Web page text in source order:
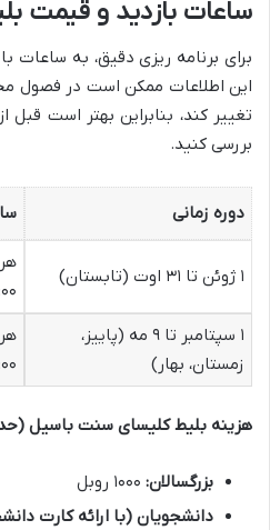
ساعات بازدید و قیمت
برای برنامه ریزی دقیق، به ساعات
این اطلاعات ممکن است در فصول
تغییر کند، بنابراین بهتر است
بررسی کنید.
دوره زمانی
۱ ژوئن تا ۳۱ اوت (تابستان)
۱ سپتامبر تا ۹ مه (پاییز،
زمستان، بهار)
هزینه بلیط کلیسای سنت باسیل
بزرگسالان:
دانشجویان (با ارائه کارت